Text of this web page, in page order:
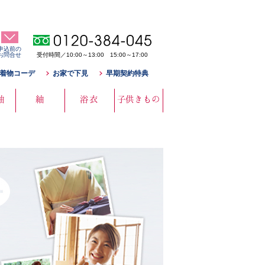
込前の
問合せ
受付時間／10:00～13:00 15:00～17:00
物コーデ お家で下見 早期契約特典
紬 浴衣 子供きもの